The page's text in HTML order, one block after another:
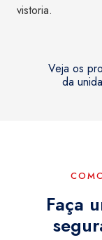
vistoria.
Veja os
da
Faça